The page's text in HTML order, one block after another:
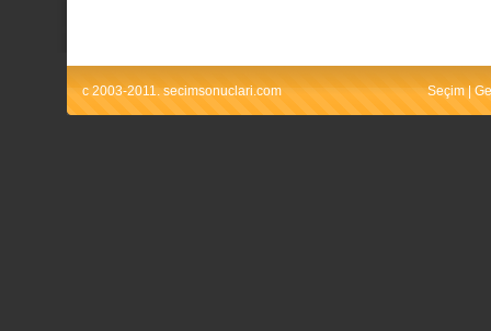
c 2003-2011. secimsonuclari.com Seçim